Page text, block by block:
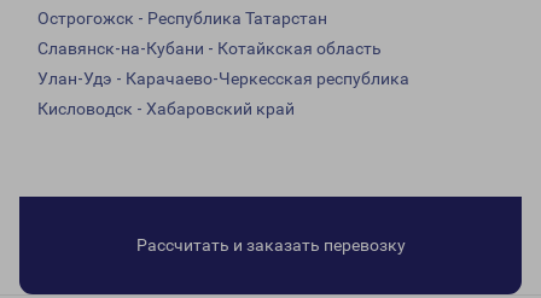
Острогожск - Республика Татарстан
Славянск-на-Кубани - Котайкская область
Улан-Удэ - Карачаево-Черкесская республика
Кисловодск - Хабаровский край
Рассчитать и заказать перевозку